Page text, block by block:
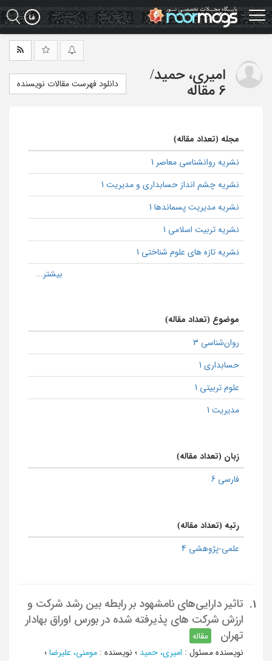
Skip
to
main
امیری، حمید/
6 مقاله
دانلود فهرست مقالات نویسنده
مجله (تعداد مقاله)
نشریه روانشناسی معاصر 1
نشریه چشم انداز حسابداری و مدیریت 1
نشریه مدیریت پسماندها 1
نشریه تربیت اسلامی 1
نشریه تازه های علوم شناختی 1
موضوع (تعداد مقاله)
روان‌شناسی 3
حسابداری 1
علوم تربیتی 1
مدیریت 1
زبان (تعداد مقاله)
فارسی 6
رتبه (تعداد مقاله)
علمی-پژوهشی 4
1.
تاثیر دارایی‌های نامشهود بر رابطه بین رشد شرکت و
ارزش شرکت های پذیرفته شده در بورس اوراق بهادار
تهران
مقاله
نویسنده مسئول : امیری، حمید ؛ نویسنده : مومنی، علیرضا ؛